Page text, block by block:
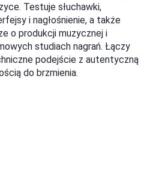
Testuje słuchawki,
i nagłośnienie, a także
o produkcji muzycznej i
studiach nagrań. Łączy
podejście z autentyczną
do brzmienia.